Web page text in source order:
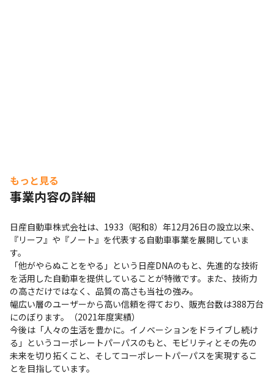
もっと見る
事業内容の詳細
日産自動車株式会社は、1933（昭和8）年12月26日の設立以来、
『リーフ』や『ノート』を代表する自動車事業を展開していま
す。
「他がやらぬことをやる」という日産DNAのもと、先進的な技術
を活用した自動車を提供していることが特徴です。また、技術力
の高さだけではなく、品質の高さも当社の強み。
幅広い層のユーザーから高い信頼を得ており、販売台数は388万台
にのぼります。（2021年度実績）
今後は「人々の生活を豊かに。イノベーションをドライブし続け
る」というコーポレートパーパスのもと、モビリティとその先の
未来を切り拓くこと、そしてコーポレートパーパスを実現するこ
とを目指しています。